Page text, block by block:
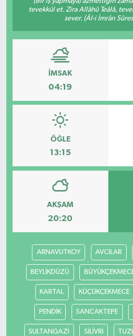
tevekkül et. Zira Allâhü Teâlâ,
sever. (Âl-i İmrân
İMSAK
04:19
ÖĞLE
13:15
AKŞAM
20:20
ARNAVUTKOY AVCILAR
BEYLİKDÜZÜ
KARTAL KÜÇÜKÇEKMECE
PENDİK SANCAKTEPE
SULTANGAZİ SİLİVRİ
KÜLTÜR SANAT
MAGAZİN
SİYASET
TEKNOLOJİ
VİZYONDAKİLER
YAŞAM